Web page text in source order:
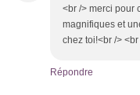
<br /> merci pour
magnifiques et
chez toi!<br />
Répondre